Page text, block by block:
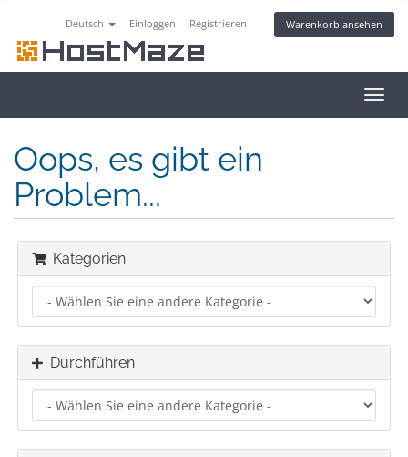
Deutsch Einloggen Registrieren Warenkorb ansehen
ein-/
Oops, es gibt ein
Problem...
Kategorien
Durchführen